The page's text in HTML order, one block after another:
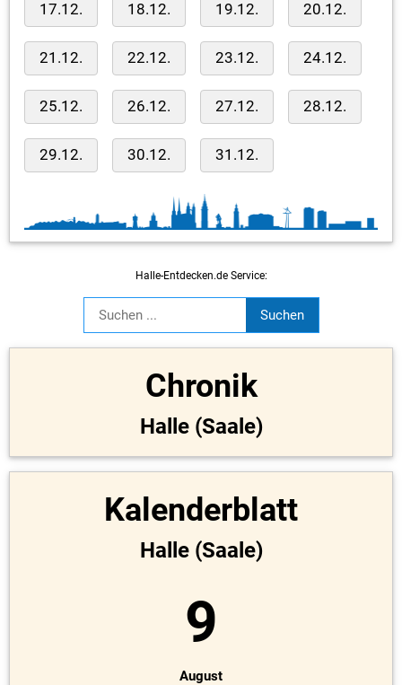
17.12. 18.12. 19.12. 20.12.
21.12. 22.12. 23.12. 24.12.
25.12. 26.12. 27.12. 28.12.
29.12. 30.12. 31.12.
Halle-Entdecken.de Service:
Chronik
Halle (Saale)
Kalenderblatt
Halle (Saale)
9
August